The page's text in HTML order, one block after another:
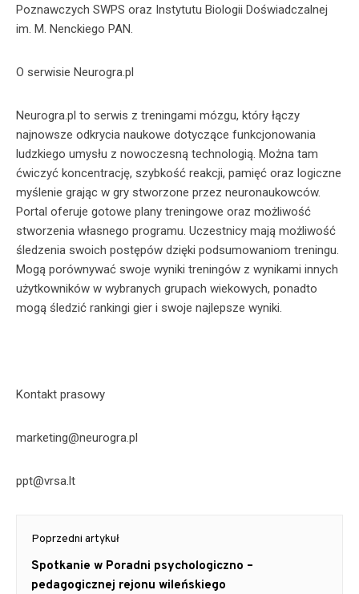
Poznawczych SWPS oraz Instytutu Biologii Doświadczalnej
im. M. Nenckiego PAN.
O serwisie Neurogra.pl
Neurogra.pl to serwis z treningami mózgu, który łączy
najnowsze odkrycia naukowe dotyczące funkcjonowania
ludzkiego umysłu z nowoczesną technologią. Można tam
ćwiczyć koncentrację, szybkość reakcji, pamięć oraz logiczne
myślenie grając w gry stworzone przez neuronaukowców.
Portal oferuje gotowe plany treningowe oraz możliwość
stworzenia własnego programu. Uczestnicy mają możliwość
śledzenia swoich postępów dzięki podsumowaniom treningu.
Mogą porównywać swoje wyniki treningów z wynikami innych
użytkowników w wybranych grupach wiekowych, ponadto
mogą śledzić rankingi gier i swoje najlepsze wyniki.
Kontakt prasowy
marketing@neurogra.pl
ppt@vrsa.lt
Post
navigation
Poprzedni artykuł
Previous
post:
Spotkanie w Poradni psychologiczno –
pedagogicznej rejonu wileńskiego